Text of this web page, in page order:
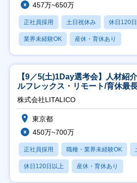
457万~650万
正社員採用 土日祝休み 休日120
業界未経験OK 産休・育休あり
【9／5(土)1Day選考会】人材紹
ルフレックス・リモート/育休最
株式会社LITALICO
東京都
450万~700万
正社員採用 職種・業界未経験OK
休日120日以上 産休・育休あり